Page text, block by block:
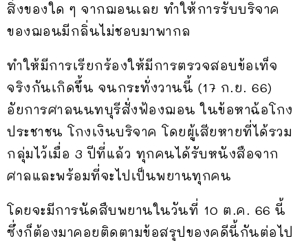
สิ่งของใด ๆ จากฌอนเลย ทำให้การรับบริจาค
ของฌอนมีกลิ่นไม่ชอบมาพากล
ทำให้มีการเรียกร้องให้มีการตรวจสอบข้อเท็จ
จริงกันเกิดขึ้น จนกระทั่งวานนี้ (17 ก.ย. 66)
อัยการศาลนนทบุรีสั่งฟ้องฌอน ในข้อหาฉ้อโกง
ประชาชน โกงเงินบริจาค โดยผู้เสียหายที่ได้รวม
กลุ่มไว้เมื่อ 3 ปีที่แล้ว ทุกคนได้รับหนังสือจาก
ศาลและพร้อมที่จะไปเป็นพยานทุกคน
โดยจะมีการนัดสืบพยานในวันที่ 10 ต.ค. 66 นี้
ซึ่งก็ต้องมาคอยติดตามข้อสรุปของคดีนี้กันต่อไป